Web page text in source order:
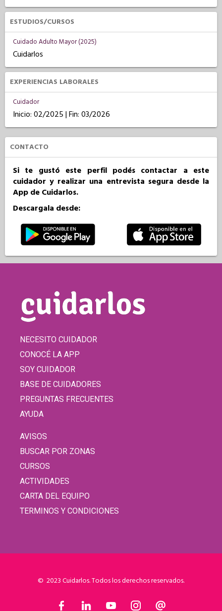
ESTUDIOS/CURSOS
Cuidado Adulto Mayor (2025)
Cuidarlos
EXPERIENCIAS LABORALES
Cuidador
Inicio: 02/2025 | Fin: 03/2026
CONTACTO
Si te gustó este perfil podés contactar a este
cuidador y realizar una entrevista segura desde la
App de Cuidarlos.
Descargala desde:
NECESITO CUIDADOR
CONOCÉ LA APP
SOY CUIDADOR
BASE DE CUIDADORES
PREGUNTAS FRECUENTES
AYUDA
AVISOS
BUSCAR POR ZONAS
CURSOS
ACTIVIDADES
CARTA DEL EQUIPO
TERMINOS Y CONDICIONES
© 2023 Cuidarlos. Todos los derechos reservados.